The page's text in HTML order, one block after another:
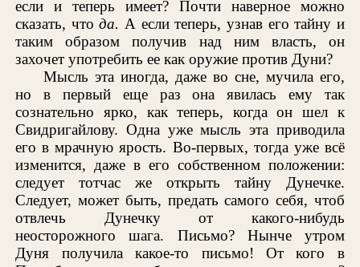
если и теперь имеет? Почти наверное можно
сказать, чтода. А если теперь, узнав его тайну и
таким образом получив над ним власть, он
захочет употребить ее как оружие против Дуни?
Мысль эта иногда, даже во сне, мучила его,
но в первый еще раз она явилась ему так
сознательно ярко, как теперь, когда он шел к
Свидригайлову. Одна уже мысль эта приводила
его в мрачную ярость. Во-первых, тогда уже всё
изменится, даже в его собственном положении:
следует тотчас же открыть тайну Дунечке.
Следует, может быть, предать самого себя, чтоб
отвлечь Дунечку от какого-нибудь
неосторожного шага. Письмо? Нынче утром
Дуня получила какое-то письмо! От кого в